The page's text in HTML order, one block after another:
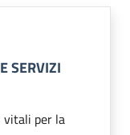
SERVIZI
vitali per la